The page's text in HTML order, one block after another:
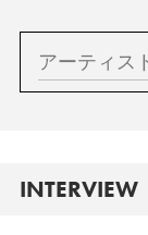
INTERVIEW